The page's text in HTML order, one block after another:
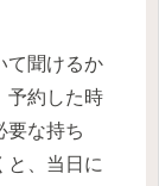
て聞けるか
予約した時
要な持ち
と、当日に